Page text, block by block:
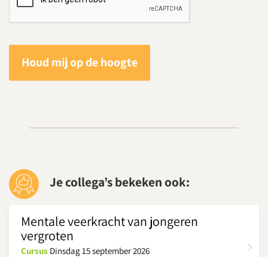
Houd mij op de hoogte
Je collega’s bekeken ook:
Mentale veerkracht van jongeren
vergroten
Cursus Dinsdag 15 september 2026